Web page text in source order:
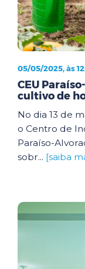
05/05/2025, às
CEU
cultivo de
No dia 13 de
o Centro de
Paraíso-
sobr... [saiba